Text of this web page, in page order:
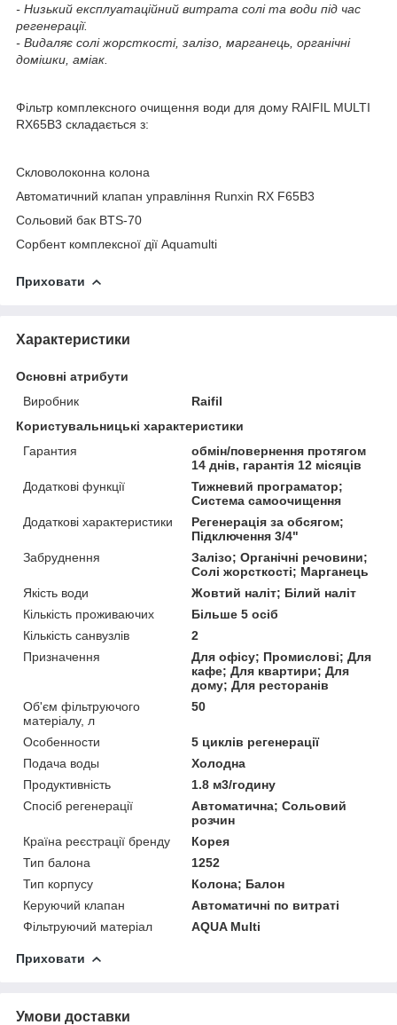
- Низький експлуатаційний витрата солі та води під час
регенерації.
- Видаляє солі жорсткості, залізо, марганець, органічні
домішки, аміак.
Фільтр комплексного очищення води для дому RAIFIL MULTI
RX65В3 складається з:
Скловолоконна колона
Автоматичний клапан управління Runxin RX F65B3
Сольовий бак BTS-70
Сорбент комплексної дії Aquamulti
Приховати
Характеристики
Основні атрибути
Виробник
Raifil
Користувальницькі характеристики
Гарантия
обмін/повернення протягом
14 днів, гарантія 12 місяців
Додаткові функції
Тижневий програматор;
Система самоочищення
Додаткові характеристики
Регенерація за обсягом;
Підключення 3/4"
Забруднення
Залізо; Органічні речовини;
Солі жорсткості; Марганець
Якість води
Жовтий наліт; Білий наліт
Кількість проживаючих
Більше 5 осіб
Кількість санвузлів
2
Призначення
Для офісу; Промислові; Для
кафе; Для квартири; Для
дому; Для ресторанів
Об'єм фільтруючого
матеріалу, л
50
Особенности
5 циклів регенерації
Подача воды
Холодна
Продуктивність
1.8 м3/годину
Спосіб регенерації
Автоматична; Сольовий
розчин
Країна реєстрації бренду
Корея
Тип балона
1252
Тип корпусу
Колона; Балон
Керуючий клапан
Автоматичні по витраті
Фільтруючий матеріал
AQUA Multi
Приховати
Умови доставки